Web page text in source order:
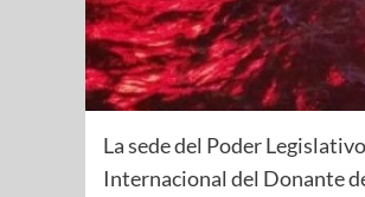
La sede del Poder
Internacional del Donante